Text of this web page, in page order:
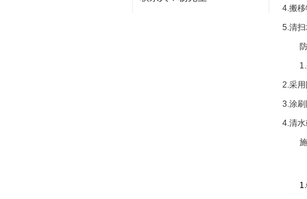
4.搬
5.清
1.
2.采
3.涂
4.清
1.